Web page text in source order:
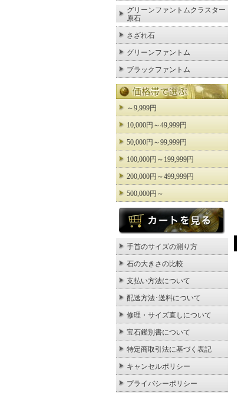
グリーンファントムクラスター
原石
さざれ石
グリーンファントム
ブラックファントム
～9,999円
10,000円～49,999円
50,000円～99,999円
100,000円～199,999円
200,000円～499,999円
500,000円～
手首のサイズの測り方
石の大きさの比較
支払い方法について
配送方法･送料について
修理・サイズ直しについて
宝石鑑別書について
特定商取引法に基づく表記
キャンセルポリシー
プライバシーポリシー